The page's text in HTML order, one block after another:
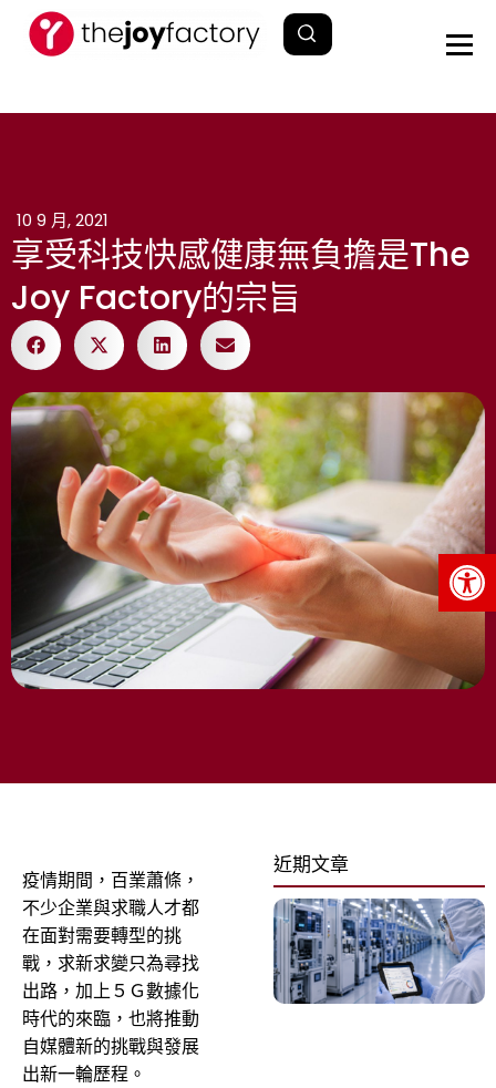
10 9 月, 2021
享受科技快感健康無負擔是The
Joy Factory的宗旨
疫情期間，百業蕭條，
不少企業與求職人才都
在面對需要轉型的挑
戰，求新求變只為尋找
出路，加上５Ｇ數據化
時代的來臨，也將推動
自媒體新的挑戰與發展
出新一輪歷程。
近期文章